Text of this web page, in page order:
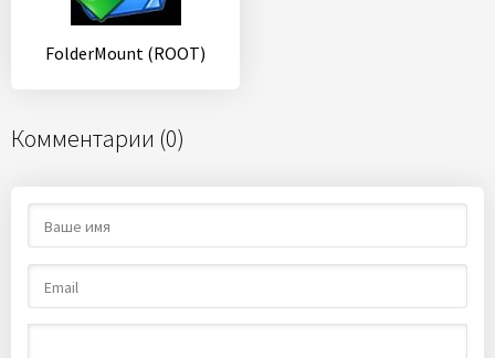
FolderMount (ROOT)
Комментарии (0)